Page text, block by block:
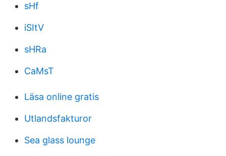
sHf
iSItV
sHRa
CaMsT
Läsa online gratis
Utlandsfakturor
Sea glass lounge